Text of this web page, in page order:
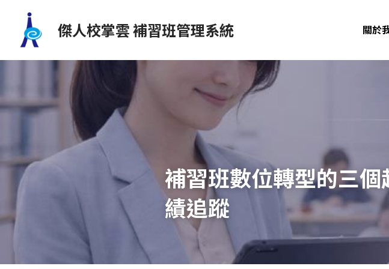
傑人校掌雲 補習班管理系統 關於
補習班數位轉型的三
績追蹤